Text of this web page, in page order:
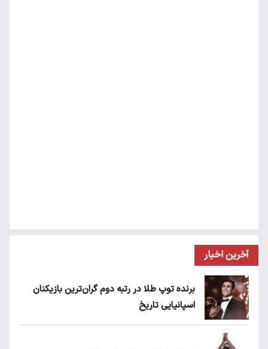
آخرین اخبار
برنده توپ طلا در رتبه دوم گران‌ترین بازیکنان
اسپانیایی تاریخ